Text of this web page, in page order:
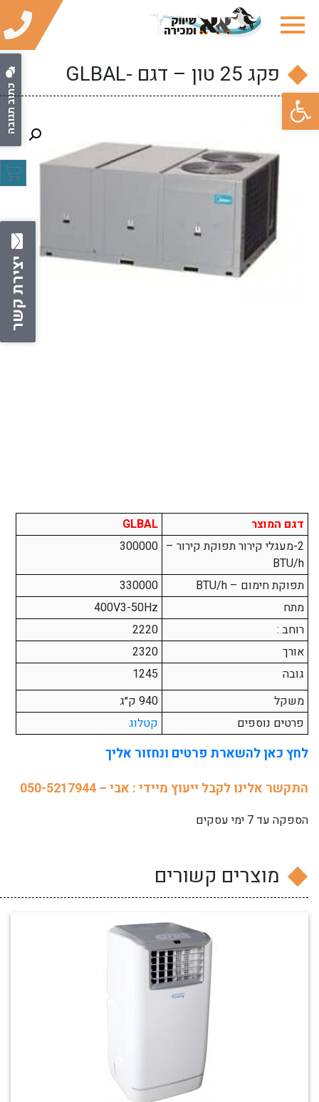
פתח סרגל נגישות
יצירת קשר
כתוב תגובה
פקג 25 טון – דגם -GLBAL
דגם המוצר
GLBAL
2-מעגלי קירור תפוקת קירור –
BTU/h
300000
תפוקת חימום – BTU/h
330000
מתח
400V3-50Hz
רוחב :
2220
אורך
2320
גובה
1245
משקל
940 ק״ג
פרטים נוספים
קטלוג
לחץ כאן להשארת פרטים ונחזור אליך
התקשר אלינו לקבל ייעוץ מיידי : אבי – 050-5217944
הספקה עד 7 ימי עסקים
מוצרים קשורים